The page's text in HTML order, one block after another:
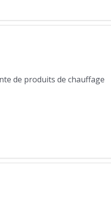
de produits de chauffage